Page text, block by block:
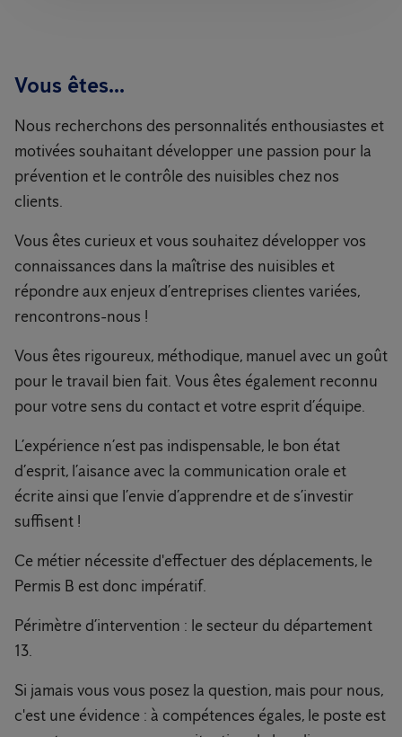
Vous êtes...
Nous recherchons des personnalités enthousiastes et
motivées souhaitant développer une passion pour la
prévention et le contrôle des nuisibles chez nos
clients.
Vous êtes curieux et vous souhaitez développer vos
connaissances dans la maîtrise des nuisibles et
répondre aux enjeux d’entreprises clientes variées,
rencontrons-nous !
Vous êtes rigoureux, méthodique, manuel avec un goût
pour le travail bien fait. Vous êtes également reconnu
pour votre sens du contact et votre esprit d’équipe.
L’expérience n’est pas indispensable, le bon état
d’esprit, l’aisance avec la communication orale et
écrite ainsi que l’envie d’apprendre et de s’investir
suffisent !
Ce métier nécessite d'effectuer des déplacements, le
Permis B est donc impératif.
Périmètre d’intervention : le secteur du département
13.
Si jamais vous vous posez la question, mais pour nous,
c'est une évidence : à compétences égales, le poste est